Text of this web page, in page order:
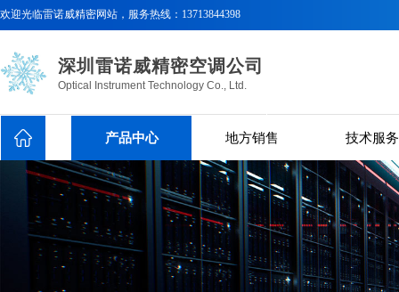
欢迎光临雷诺威精密网站，服务热线： 13713844398
深圳雷诺威精密空调公司
Optical Instrument Technology Co., Ltd.
产品中心 地方销售 技术服务